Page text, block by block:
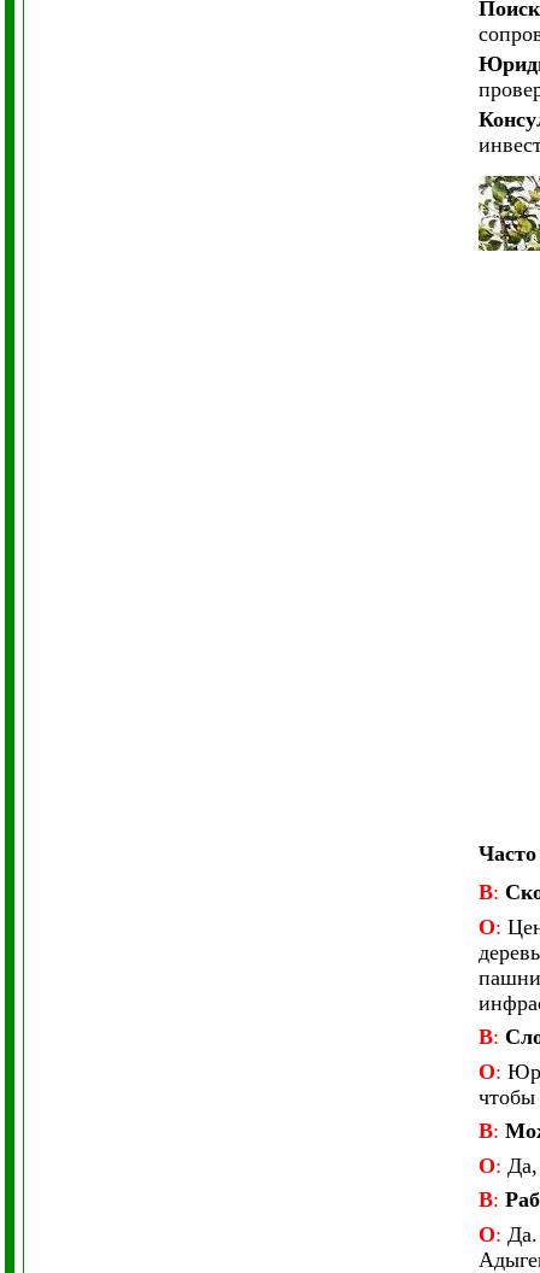
В:
О:
пашни
В:
О:
чтобы
В:
О: Да,
В:
О: